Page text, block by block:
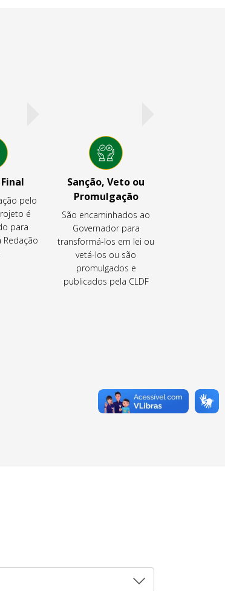
pelo
é
para
Sanção, Veto ou
Promulgação
São encaminhados ao
Governador para
transformá-los em lei ou
vetá-los ou são
promulgados e
publicados pela CLDF
estágios durante o processo
legislativas na CLDF podem ser